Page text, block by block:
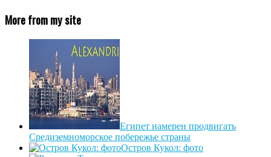
More from my site
Египет намерен продвигать
Средиземноморское побережье страны
Остров Кукол: фото